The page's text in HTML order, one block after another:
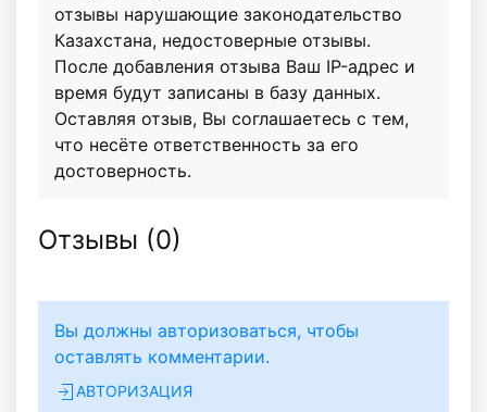
отзывы нарушающие законодательство
Казахстана, недостоверные отзывы.
После добавления отзыва Ваш IP-адрес и
время будут записаны в базу данных.
Оставляя отзыв, Вы соглашаетесь с тем,
что несёте ответственность за его
достоверность.
Отзывы (0)
Вы должны авторизоваться, чтобы
оставлять комментарии.
АВТОРИЗАЦИЯ